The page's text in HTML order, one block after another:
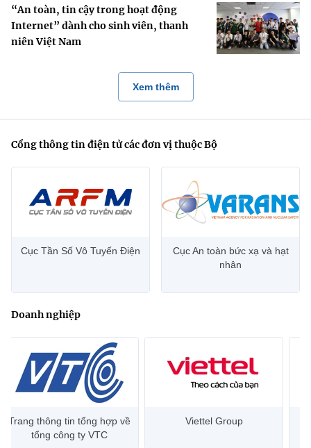
“An toàn, tin cậy trong hoạt động
Internet” dành cho sinh viên, thanh
niên Việt Nam
Xem thêm
Cổng thông tin điện tử các đơn vị thuộc Bộ
Cục Tần Số Vô Tuyến Điện
Cục An toàn bức xạ và hạt
nhân
Doanh nghiệp
Trang thông tin tổng hợp về
tổng công ty VTC
Viettel Group